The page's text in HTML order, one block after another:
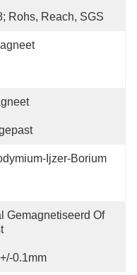
Rohs, Reach, SGS
Ijzer-Borium
Gemagnetiseerd Of
0.1mm